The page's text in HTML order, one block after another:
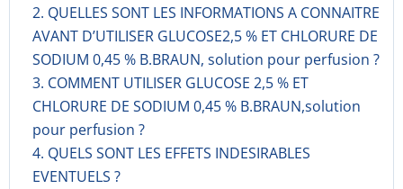
2. QUELLES SONT LES INFORMATIONS A CONNAITRE
AVANT D’UTILISER GLUCOSE2,5 % ET CHLORURE DE
SODIUM 0,45 % B.BRAUN, solution pour perfusion ?
3. COMMENT UTILISER GLUCOSE 2,5 % ET
CHLORURE DE SODIUM 0,45 % B.BRAUN,solution
pour perfusion ?
4. QUELS SONT LES EFFETS INDESIRABLES
EVENTUELS ?